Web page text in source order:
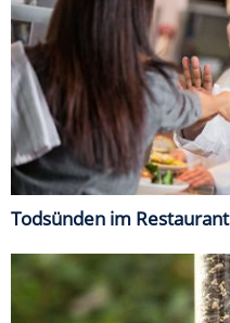
Todsünden im Restaurant